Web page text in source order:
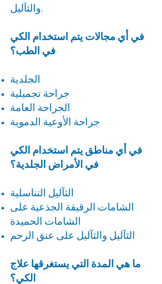
والثآليل.
في أي مجالات يتم استخدام الكي
في الطب؟
الجلدية
جراحة تجميلية
الجراحة العامة
جراحة الأوعية الدموية
في أي مناطق يتم استخدام الكي
في الأمراض الجلدية؟
الثآليل التناسلية
الشامات الرقيقة الجذعية على
الشامات الحميدة
الثآليل والثآليل على عنق الرحم
ما هي المدة التي يستغرقها علاج
الكي؟